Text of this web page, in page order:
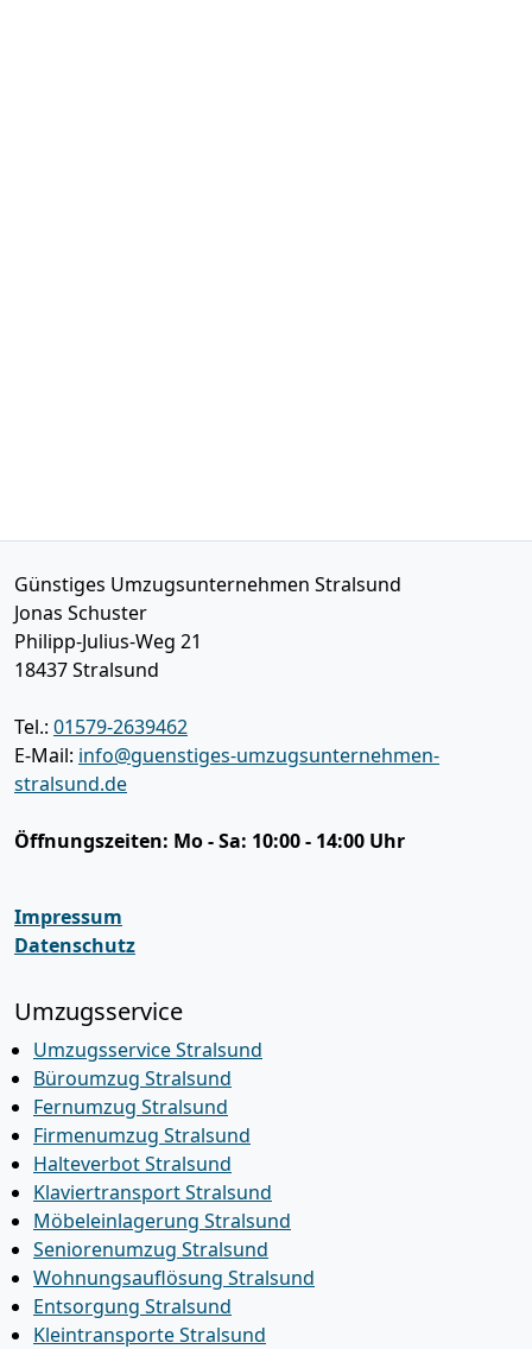
Günstiges Umzugsunternehmen Stralsund
Jonas Schuster
Philipp-Julius-Weg 21
18437Stralsund
Tel.: 01579-2639462
E-Mail: info@guenstiges-umzugsunternehmen-
stralsund.de
Öffnungszeiten: Mo - Sa: 10:00 - 14:00 Uhr
Impressum
Datenschutz
Umzugsservice
Umzugsservice Stralsund
Büroumzug Stralsund
Fernumzug Stralsund
Firmenumzug Stralsund
Halteverbot Stralsund
Klaviertransport Stralsund
Möbeleinlagerung Stralsund
Seniorenumzug Stralsund
Wohnungsauflösung Stralsund
Entsorgung Stralsund
Kleintransporte Stralsund